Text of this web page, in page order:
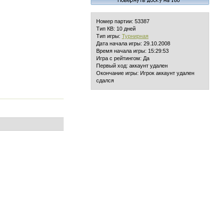
Номер партии: 53387
Тип КВ: 10 дней
Тип игры: Турнирная
Дата начала игры: 29.10.2008
Время начала игры: 15:29:53
Игра с рейтингом: Да
Первый ход: аккаунт удален
Окончание игры: Игрок аккаунт удален
сдался